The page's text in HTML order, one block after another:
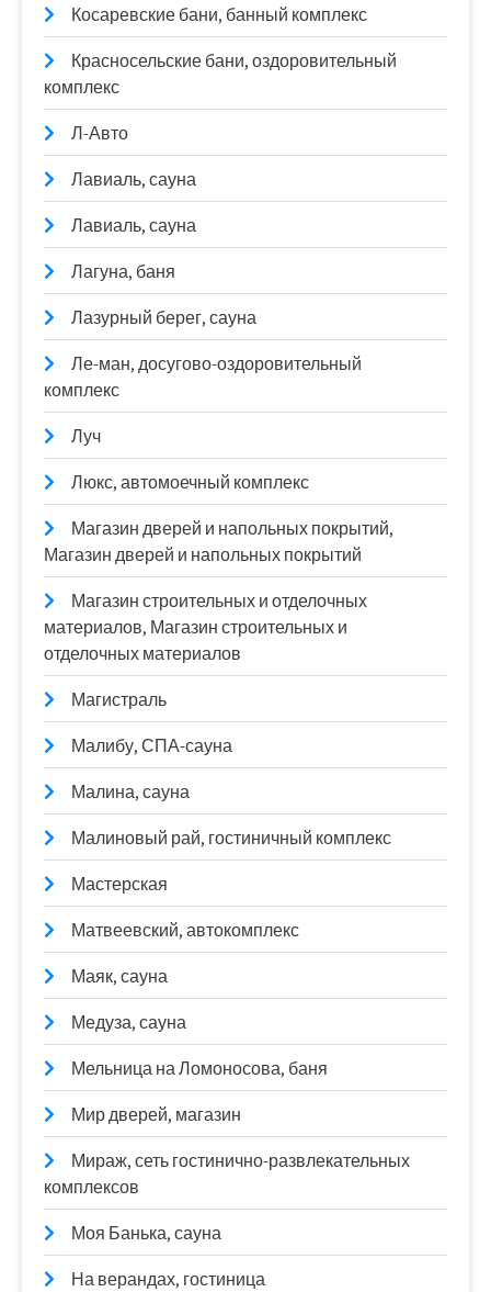
Косаревские бани, банный комплекс
Красносельские бани, оздоровительный
комплекс
Л-Авто
Лавиаль, сауна
Лавиаль, сауна
Лагуна, баня
Лазурный берег, сауна
Ле-ман, досугово-оздоровительный
комплекс
Луч
Люкс, автомоечный комплекс
Магазин дверей и напольных покрытий,
Магазин дверей и напольных покрытий
Магазин строительных и отделочных
материалов, Магазин строительных и
отделочных материалов
Магистраль
Малибу, СПА-сауна
Малина, сауна
Малиновый рай, гостиничный комплекс
Мастерская
Матвеевский, автокомплекс
Маяк, сауна
Медуза, сауна
Мельница на Ломоносова, баня
Мир дверей, магазин
Мираж, сеть гостинично-развлекательных
комплексов
Моя Банька, сауна
На верандах, гостиница